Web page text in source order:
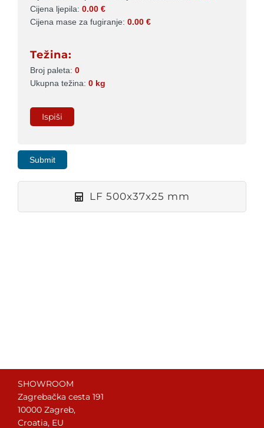
Cijena ljepila 0.00 €
Cijena mase za fugiranje 0.00 €
Težina:
Broj paleta 0
Ukupna težina 0 kg
Submit
LF 500x37x25 mm
SHOWROOM
Zagrebačka cesta 191
10000 Zagreb,
Croatia, EU